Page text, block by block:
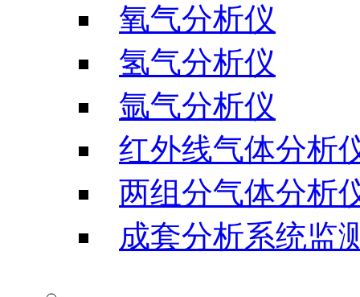
氧气分析仪
氢气分析仪
氩气分析仪
红外线气体分析
两组分气体分析
成套分析系统监